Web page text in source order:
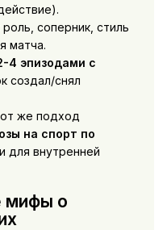
роль, соперник, стиль
матча.
4 эпизодами с
создал/снял
же подход
на спорт по
для внутренней
мифы о